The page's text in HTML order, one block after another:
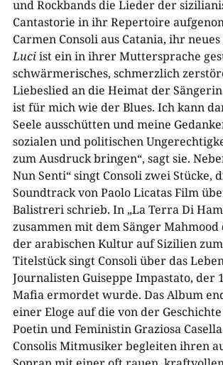
und Rockbands die Lieder der
Cantastorie in ihr Repertoire
Carmen Consoli aus Catania, ihr
Luciist ein in ihrer Muttersprache
schwärmerisches, schmerzlich
Liebeslied an die Heimat der
ist für mich wie der Blues. Ich kann
Seele ausschütten und meine
sozialen und politischen
zum Ausdruck bringen“, sagt sie.
Nun Senti“ singt Consoli zwei Stücke,
Soundtrack von Paolo Licatas Film
Balistreri schrieb. In „La Terra Di
zusammen mit dem Sänger Mahmood
der arabischen Kultur auf Sizilien
Titelstück singt Consoli über das
Journalisten Guiseppe Impastato, der
Mafia ermordet wurde. Das Album
einer Eloge auf die von der
Poetin und Feministin Graziosa
Consolis Mitmusiker begleiten ihren